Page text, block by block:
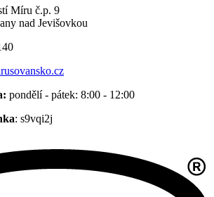
Míru č.p. 9
nad Jevišovkou
pondělí - pátek: 8:00 - 12:00
: s9vqi2j